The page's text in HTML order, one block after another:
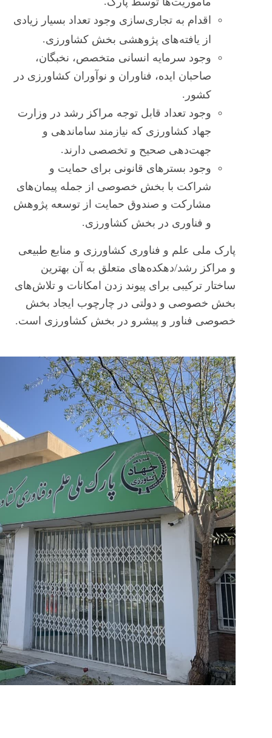
اقدام به تجاری‌سازی وجود تعداد بسیار زیادی
از یافته‌های پژوهشی بخش کشاورزی.
وجود سرمایه انسانی متخصص، نخبگان،
صاحبان ایده، فناوران و نوآوران کشاورزی در
کشور .
وجود تعداد قابل توجه مراکز رشد در وزارت
جهاد کشاورزی که نیازمند ساماندهی و
جهت‌دهی صحیح و تخصصی دارند.
وجود بسترهای قانونی برای حمایت و
شراکت با بخش خصوصی از جمله پیمان‌های
مشارکت و صندوق حمایت از توسعه پژوهش
و فناوری در بخش کشاورزی.
پارک ملی علم و فناوری کشاورزی و منابع طبیعی
و مراکز رشد/دهکده‌های متعلق به آن بهترین
ساختار ترکیبی برای پیوند زدن امکانات و تلاش‌های
بخش خصوصی و دولتی در چارچوب ایجاد بخش
خصوصی فناور و پیشرو در بخش کشاورزی است.